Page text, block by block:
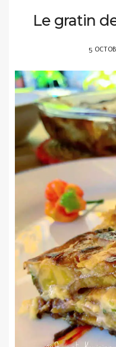
Le gratin
POSTED
5